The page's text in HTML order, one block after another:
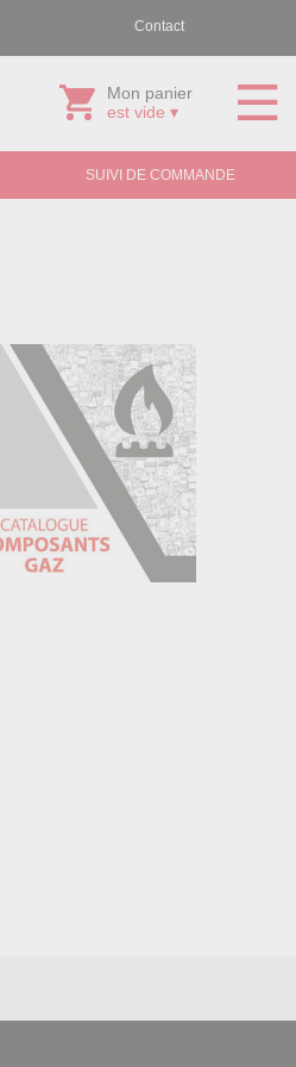
Contact
Mon panier
est vide ▾
SUIVI DE COMMANDE